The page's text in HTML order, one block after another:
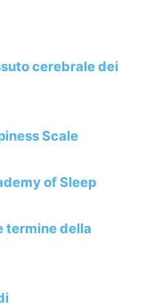
cerebrale dei
Scale
of Sleep
termine della